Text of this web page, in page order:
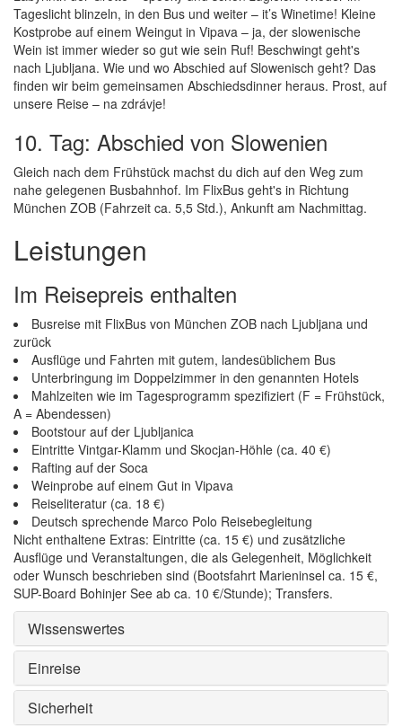
Tageslicht blinzeln, in den Bus und weiter – it’s Winetime! Kleine
Kostprobe auf einem Weingut in Vipava – ja, der slowenische
Wein ist immer wieder so gut wie sein Ruf! Beschwingt geht's
nach Ljubljana. Wie und wo Abschied auf Slowenisch geht? Das
finden wir beim gemeinsamen Abschiedsdinner heraus. Prost, auf
unsere Reise – na zdrávje!
10. Tag: Abschied von Slowenien
Gleich nach dem Frühstück machst du dich auf den Weg zum
nahe gelegenen Busbahnhof. Im FlixBus geht's in Richtung
München ZOB (Fahrzeit ca. 5,5 Std.), Ankunft am Nachmittag.
Leistungen
Im Reisepreis enthalten
Busreise mit FlixBus von München ZOB nach Ljubljana und
zurück
Ausflüge und Fahrten mit gutem, landesüblichem Bus
Unterbringung im Doppelzimmer in den genannten Hotels
Mahlzeiten wie im Tagesprogramm spezifiziert (F = Frühstück,
A = Abendessen)
Bootstour auf der Ljubljanica
Eintritte Vintgar-Klamm und Skocjan-Höhle (ca. 40 €)
Rafting auf der Soca
Weinprobe auf einem Gut in Vipava
Reiseliteratur (ca. 18 €)
Deutsch sprechende Marco Polo Reisebegleitung
Nicht enthaltene Extras: Eintritte (ca. 15 €) und zusätzliche
Ausflüge und Veranstaltungen, die als Gelegenheit, Möglichkeit
oder Wunsch beschrieben sind (Bootsfahrt Marieninsel ca. 15 €,
SUP-Board Bohinjer See ab ca. 10 €/Stunde); Transfers.
Wissenswertes
Einreise
Sicherheit